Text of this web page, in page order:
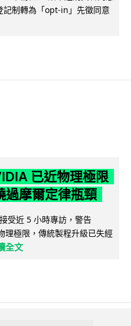
制轉為「opt-in」先徵同意
已近物理極限
過摩爾定律瓶頸
受近 5 小時專訪，警告
理極限，傳統製程升級已失經
全文